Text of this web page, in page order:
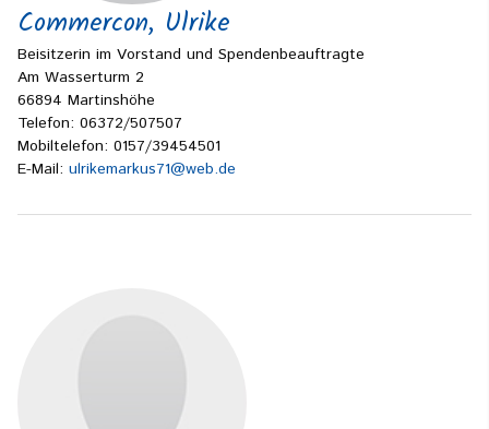
Commercon, Ulrike
Beisitzerin im Vorstand und Spendenbeauftragte
Am Wasserturm 2
66894 Martinshöhe
Telefon: 06372/507507
Mobiltelefon: 0157/39454501
E-Mail: ulrikemarkus71@web.de